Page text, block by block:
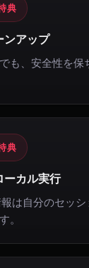
典
ンアップ
も、安全性を保
典
ーカル実行
は自分のセッ
。